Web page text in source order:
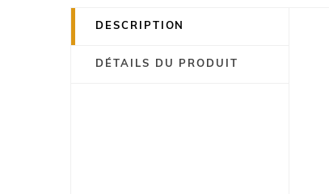
DESCRIPTION
DÉTAILS DU PRODUIT